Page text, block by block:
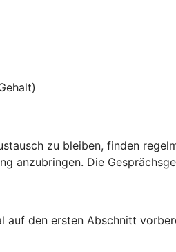
zu bleiben, finden
anzubringen. Die
auf den ersten Abschnitt